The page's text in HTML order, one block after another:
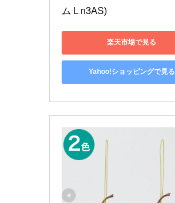
ム L n3AS)
楽天市場で見る
Yahoo!ショッピングで見る